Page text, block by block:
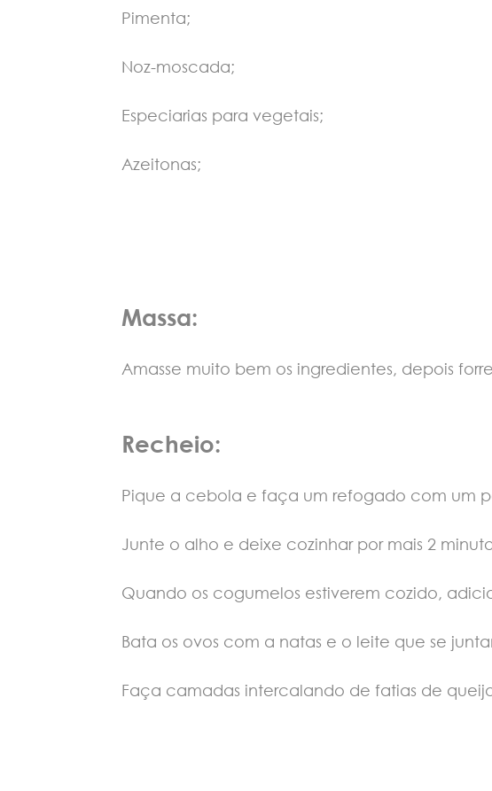
Pimenta;
Noz-moscada;
Especiarias para vegetais;
Azeitonas;
Massa:
Amasse muito bem os ingredientes, depois
Recheio:
Pique a cebola e faça um refogado com um
Junte o alho e deixe cozinhar por mais 2
Quando os cogumelos estiverem cozido,
Bata os ovos com a natas e o leite que se
Faça camadas intercalando de fatias de